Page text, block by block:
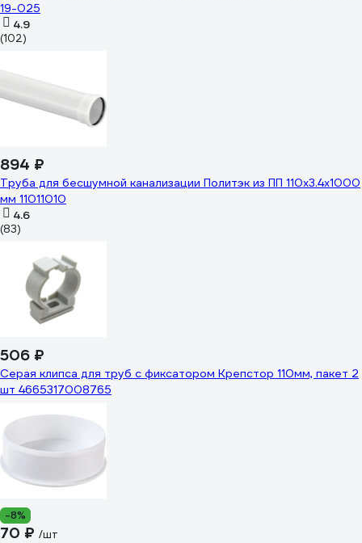
19-025
4.9
(102)
894 ₽
Труба для бесшумной канализации Политэк из ПП 110х3.4х1000
мм 11011010
4.6
(83)
506 ₽
Серая клипса для труб с фиксатором Крепстор 110мм, пакет 2
шт 4665317008765​
-8%
70 ₽ /шт